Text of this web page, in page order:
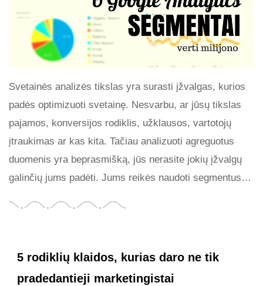
Svetainės analizės tikslas yra surasti įžvalgas, kurios
padės optimizuoti svetainę. Nesvarbu, ar jūsų tikslas
pajamos, konversijos rodiklis, užklausos, vartotojų
įtraukimas ar kas kita. Tačiau analizuoti agreguotus
duomenis yra beprasmišką, jūs nerasite jokių įžvalgų
galinčių jums padėti. Jums reikės naudoti segmentus…
5 rodiklių klaidos, kurias daro ne tik
pradedantieji marketingistai